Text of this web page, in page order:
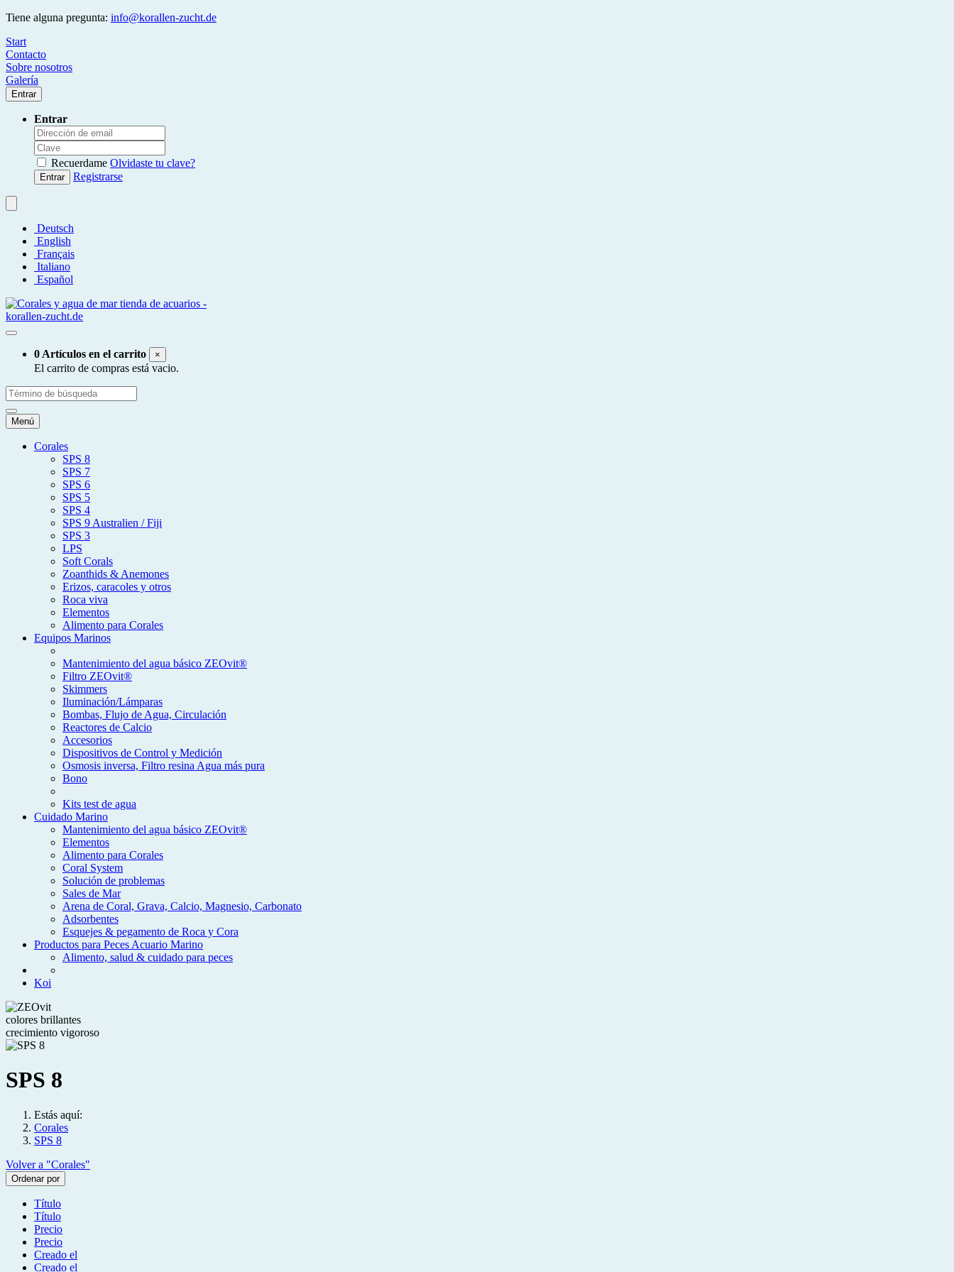
Tiene alguna pregunta: info@korallen-zucht.de
Start
Contacto
Sobre nosotros
Galería
Entrar
Entrar
Recuerdame Olvidaste tu clave?
Entrar Registrarse
Deutsch
English
Français
Italiano
Español
0 Artículos en el carrito ×
El carrito de compras está vacio.
Menú
Corales
SPS 8
SPS 7
SPS 6
SPS 5
SPS 4
SPS 9 Australien / Fiji
SPS 3
LPS
Soft Corals
Zoanthids & Anemones
Erizos, caracoles y otros
Roca viva
Elementos
Alimento para Corales
Equipos Marinos
Mantenimiento del agua básico ZEOvit®
Filtro ZEOvit®
Skimmers
Iluminación/Lámparas
Bombas, Flujo de Agua, Circulación
Reactores de Calcio
Accesorios
Dispositivos de Control y Medición
Osmosis inversa, Filtro resina Agua más pura
Bono
Kits test de agua
Cuidado Marino
Mantenimiento del agua básico ZEOvit®
Elementos
Alimento para Corales
Coral System
Solución de problemas
Sales de Mar
Arena de Coral, Grava, Calcio, Magnesio, Carbonato
Adsorbentes
Esquejes & pegamento de Roca y Cora
Productos para Peces Acuario Marino
Alimento, salud & cuidado para peces
Koi
colores brillantes
crecimiento vigoroso
SPS 8
Estás aquí:
Corales
SPS 8
Volver a "Corales"
Ordenar por
Título
Título
Precio
Precio
Creado el
Creado el